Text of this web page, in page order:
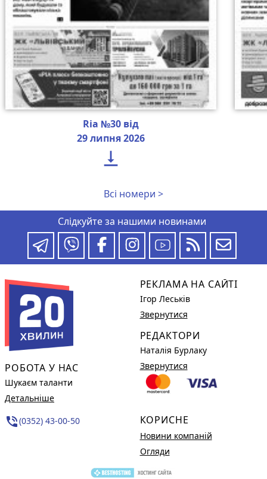
Ria №30 від
29 липня 2026

Всі номери >
Слідкуйте за нашими новинами
РОБОТА У НАС
Шукаєм таланти
Детальніше
phone_in_talk(0352) 43-00-50
РЕКЛАМА НА САЙТІ
Ігор Леськів
Звернутися
РЕДАКТОРИ
Наталія Бурлаку
Звернутися
КОРИСНЕ
Новини компаній
Огляди